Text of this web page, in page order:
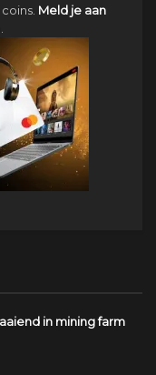
Meld je aan
in mining farm